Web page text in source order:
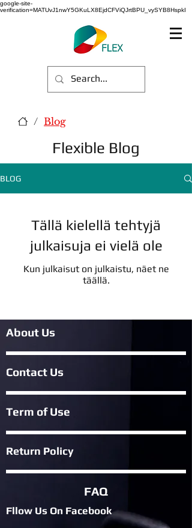
google-site-
verification=MATUvJ1nwY5GKuLX8EjdCFViQJrtBPU_vySYB8HspkI
/ Blog
Flexible Blog
BLOG
Tällä kielellä tehtyjä
julkaisuja ei vielä ole
Kun julkaisut on julkaistu, näet ne
täällä.
About Us
Contact Us
Term of Use
Return Policy
FAQ
Fllow Us On Facebook